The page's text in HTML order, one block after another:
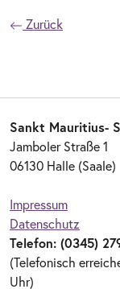
Zurück
Sankt Mauritius-
Jamboler Straße 1
06130 Halle (Saale)
Impressum
Datenschutz
Telefon: (0345)
(Telefonisch
Uhr)